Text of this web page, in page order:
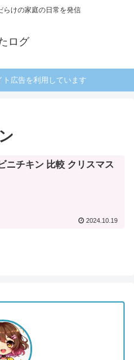
らけの家庭の日常を発信
ログ
広告を利用しています
ニチキン 比較 クリスマス
2024.10.19